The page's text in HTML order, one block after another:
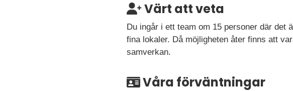
Värt att veta
Du ingår i ett team om 15 personer där det
fina lokaler. Då möjligheten åter finns att
samverkan.
Våra förväntningar